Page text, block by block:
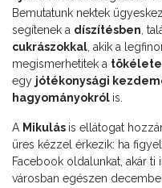
Bemutatunk nektek
segítenek a díszítésben,
cukrászokkal, akik a
megismerhetitek a
egy jótékonysági
hagyományokról is.
A Mikulás is ellátogat
üres kézzel érkezik: ha
Facebook oldalunkat, akár ti
városban egészen